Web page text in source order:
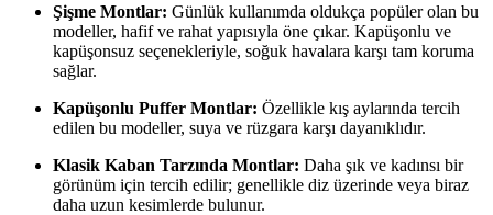
Şişme Montlar: Günlük kullanımda oldukça popüler olan bu
modeller, hafif ve rahat yapısıyla öne çıkar. Kapüşonlu ve
kapüşonsuz seçenekleriyle, soğuk havalara karşı tam koruma
sağlar.
Kapüşonlu Puffer Montlar: Özellikle kış aylarında tercih
edilen bu modeller, suya ve rüzgara karşı dayanıklıdır.
Klasik Kaban Tarzında Montlar: Daha şık ve kadınsı bir
görünüm için tercih edilir; genellikle diz üzerinde veya biraz
daha uzun kesimlerde bulunur.